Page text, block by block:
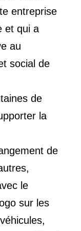
entreprise
et qui a
au
social de
de
la
de
le
sur les